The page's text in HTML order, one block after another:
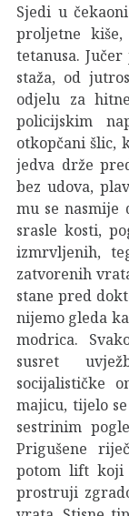
Sjedi u
proljetne
tetanusa.
staža, od
odjelu za
policijskim
otkopčani šlic,
jedva drže
bez udova,
mu se
srasle kosti,
izmrvljenih,
zatvorenih
stane pred
nijemo gleda
modrica.
susret
socijalističke
majicu, tijelo
sestrinim
Prigušene
potom lift koji
prostruji